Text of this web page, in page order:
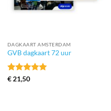
DAGKAART AMSTERDAM
GVB dagkaart 72 uur
Gewaardeerd
€21,50